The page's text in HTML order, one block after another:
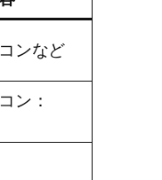
ンなど
ン：